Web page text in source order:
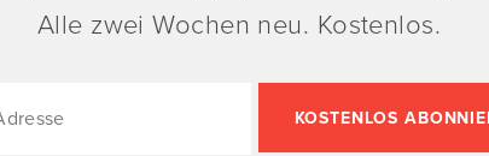
Alle zwei Wochen neu. Kostenlos.